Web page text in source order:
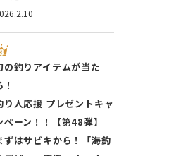
の釣りアイテムが当た
り人応援 プレゼントキャ
ペーン！！【第48弾】
ずはサビキから！「海釣